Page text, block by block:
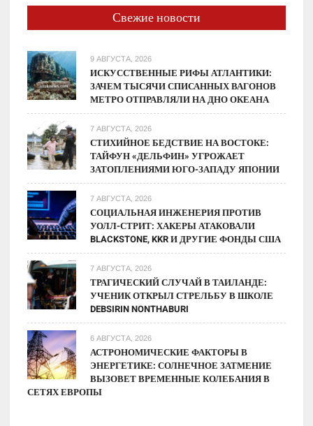
покинул
пост
«криптосовета»
Свежие новости
9 АВГУСТА, 2026
ИСКУССТВЕННЫЕ РИФЫ АТЛАНТИКИ:
ЗАЧЕМ ТЫСЯЧИ СПИСАННЫХ ВАГОНОВ
МЕТРО ОТПРАВЛЯЛИ НА ДНО ОКЕАНА
7 АВГУСТА, 2026
СТИХИЙНОЕ БЕДСТВИЕ НА ВОСТОКЕ:
ТАЙФУН «ДЕЛЬФИН» УГРОЖАЕТ
ЗАТОПЛЕНИЯМИ ЮГО-ЗАПАДУ ЯПОНИИ
7 АВГУСТА, 2026
СОЦИАЛЬНАЯ ИНЖЕНЕРИЯ ПРОТИВ
УОЛЛ-СТРИТ: ХАКЕРЫ АТАКОВАЛИ
BLACKSTONE, KKR И ДРУГИЕ ФОНДЫ США
7 АВГУСТА, 2026
ТРАГИЧЕСКИЙ СЛУЧАЙ В ТАИЛАНДЕ:
УЧЕНИК ОТКРЫЛ СТРЕЛЬБУ В ШКОЛЕ
DEBSIRIN NONTHABURI
6 АВГУСТА, 2026
АСТРОНОМИЧЕСКИЕ ФАКТОРЫ В
ЭНЕРГЕТИКЕ: СОЛНЕЧНОЕ ЗАТМЕНИЕ
ВЫЗОВЕТ ВРЕМЕННЫЕ КОЛЕБАНИЯ В
СЕТЯХ ЕВРОПЫ